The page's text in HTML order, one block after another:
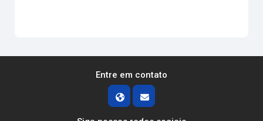
Entre em contato